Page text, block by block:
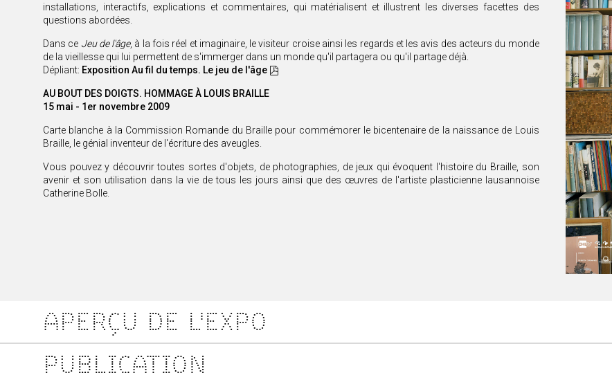
installations, interactifs, explications et commentaires, qui matérialisent et illustrent les diverses facettes des
questions abordées.
Dans ce Jeu de l'âge, à la fois réel et imaginaire, le visiteur croise ainsi les regards et les avis des acteurs du monde
de la vieillesse qui lui permettent de s'immerger dans un monde qu'il partagera ou qu'il partage déjà.
Dépliant: Exposition Au fil du temps. Le jeu de l'âge
AU BOUT DES DOIGTS. HOMMAGE À LOUIS BRAILLE
15 mai - 1er novembre 2009
Carte blanche à la Commission Romande du Braille pour commémorer le bicentenaire de la naissance de Louis
Braille, le génial inventeur de l'écriture des aveugles.
Vous pouvez y découvrir toutes sortes d'objets, de photographies, de jeux qui évoquent l'histoire du Braille, son
avenir et son utilisation dans la vie de tous les jours ainsi que des œuvres de l'artiste plasticienne lausannoise
Catherine Bolle.
APERÇU DE L'EXPO
PUBLICATION